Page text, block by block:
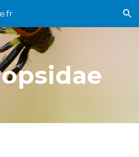
Skip to navigation